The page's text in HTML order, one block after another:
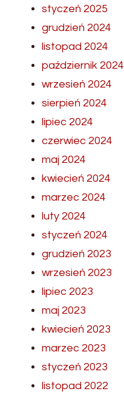
styczeń 2025
grudzień 2024
listopad 2024
październik 2024
wrzesień 2024
sierpień 2024
lipiec 2024
czerwiec 2024
maj 2024
kwiecień 2024
marzec 2024
luty 2024
styczeń 2024
grudzień 2023
wrzesień 2023
lipiec 2023
maj 2023
kwiecień 2023
marzec 2023
styczeń 2023
listopad 2022